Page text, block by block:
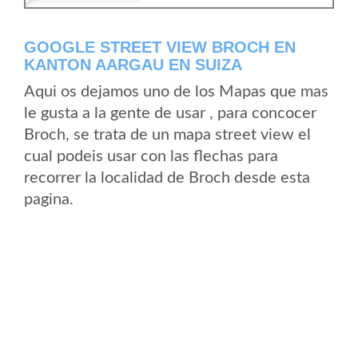
GOOGLE STREET VIEW BROCH EN
KANTON AARGAU EN SUIZA
Aqui os dejamos uno de los Mapas que mas
le gusta a la gente de usar , para concocer
Broch, se trata de un mapa street view el
cual podeis usar con las flechas para
recorrer la localidad de Broch desde esta
pagina.